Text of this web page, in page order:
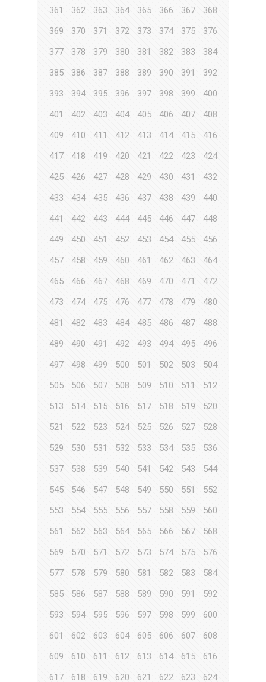
361
362 363 364 365 366 367
368
369
370 371 372 373 374 375
376
377
378 379 380 381 382 383
384
385
386 387 388 389 390 391
392
393
394 395 396 397 398 399
400
401
402 403 404 405 406 407
408
409
410 411 412 413 414 415
416
417
418 419 420 421 422 423
424
425
426 427 428 429 430 431
432
433
434 435 436 437 438 439
440
441
442 443 444 445 446 447
448
449
450 451 452 453 454 455
456
457
458 459 460 461 462 463
464
465
466 467 468 469 470 471
472
473
474 475 476 477 478 479
480
481
482 483 484 485 486 487
488
489
490 491 492 493 494 495
496
497
498 499 500 501 502 503
504
505
506 507 508 509 510 511
512
513
514 515 516 517 518 519
520
521
522 523 524 525 526 527
528
529
530 531 532 533 534 535
536
537
538 539 540 541 542 543
544
545
546 547 548 549 550 551
552
553
554 555 556 557 558 559
560
561
562 563 564 565 566 567
568
569
570 571 572 573 574 575
576
577
578 579 580 581 582 583
584
585
586 587 588 589 590 591
592
593
594 595 596 597 598 599
600
601
602 603 604 605 606 607
608
609
610 611 612 613 614 615
616
617
618 619 620 621 622 623 624